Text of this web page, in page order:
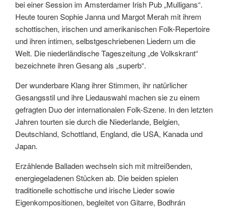
bei einer Session im Amsterdamer Irish Pub „Mulligans“.
Heute touren Sophie Janna und Margot Merah mit ihrem
schottischen, irischen und amerikanischen Folk-Repertoire
und ihren intimen, selbstgeschriebenen Liedern um die
Welt. Die niederländische Tageszeitung „de Volkskrant“
bezeichnete ihren Gesang als „superb“.
Der wunderbare Klang ihrer Stimmen, ihr natürlicher
Gesangsstil und ihre Liedauswahl machen sie zu einem
gefragten Duo der internationalen Folk-Szene. In den letzten
Jahren tourten sie durch die Niederlande, Belgien,
Deutschland, Schottland, England, die USA, Kanada und
Japan.
Erzählende Balladen wechseln sich mit mitreißenden,
energiegeladenen Stücken ab. Die beiden spielen
traditionelle schottische und irische Lieder sowie
Eigenkompositionen, begleitet von Gitarre, Bodhrán